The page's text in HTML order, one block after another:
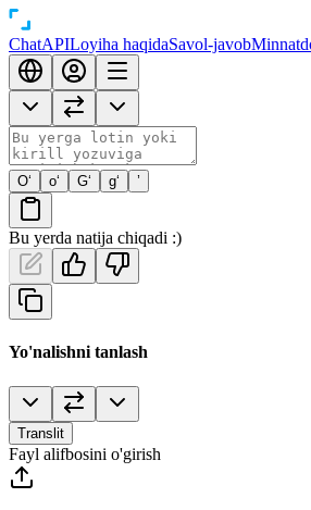
ChatAPILoyiha haqidaSavol-javob
O‘ o‘ G‘ g‘ ’
Bu yerda natija chiqadi :)
Yo'nalishni tanlash
Translit
Fayl alifbosini o'girish